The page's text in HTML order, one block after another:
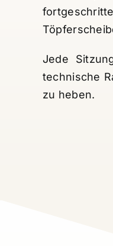
Jede
technische
zu heben.